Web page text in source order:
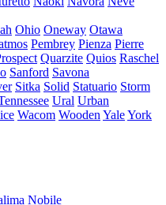
Ohio Oneway Otawa
Pembrey Pienza Pierre
Quarzite Quios Raschel
Sanford Savona
Sitka Solid Statuario Storm
Ural Urban
Wacom Wooden YaleYork
Nobile